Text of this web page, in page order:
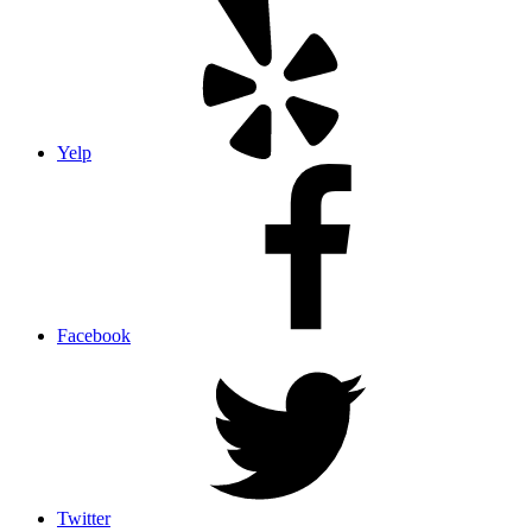
Yelp
Facebook
Twitter